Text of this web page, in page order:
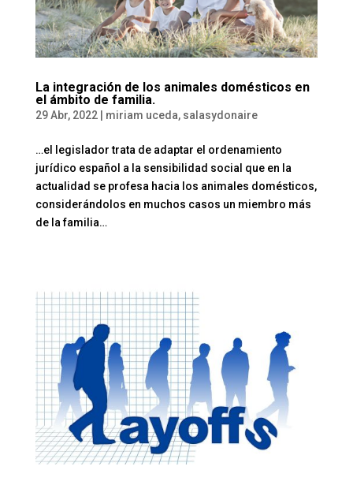
La integración de los animales domésticos en
el ámbito de familia.
29 Abr, 2022| miriam uceda, salasydonaire
…el legislador trata de adaptar el ordenamiento
jurídico español a la sensibilidad social que en la
actualidad se profesa hacia los animales domésticos,
considerándolos en muchos casos un miembro más
de la familia…